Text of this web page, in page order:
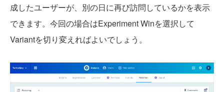
成したユーザーが、別の日に再び訪問しているかを表示
できます。今回の場合はExperiment Winを選択して
Variantを切り変えればよいでしょう。